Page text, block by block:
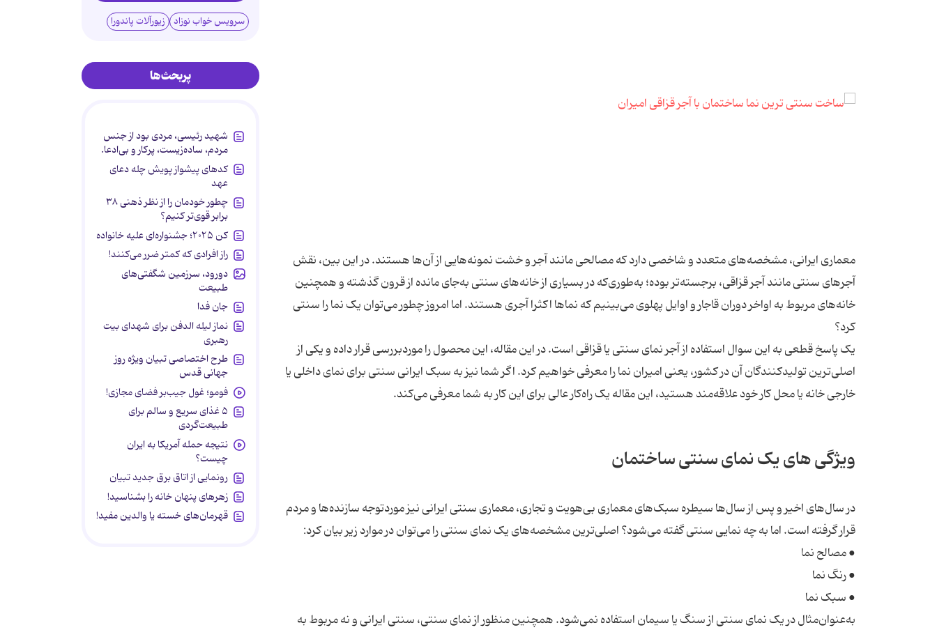
معماری ایرانی، مشخصه‌های متعدد و شاخصی دارد که مصالحی مانند آجر و خشت نمونه‌هایی از آن‌ها هستند. در این ‌بین، نقش
آجرهای سنتی مانند آجر قزاقی، برجسته‌تر بوده؛ به‌طوری‌که در بسیاری از خانه‌های سنتی به‌جای مانده از قرون گذشته و همچنین
خانه‌های مربوط به اواخر دوران قاجار و اوایل پهلوی می‌بینیم که نماها اکثرا آجری هستند. اما امروز چطور می‌توان یک نما را سنتی
کرد؟
یک پاسخ قطعی به این سوال استفاده از آجر نمای سنتی یا قزاقی است. در این مقاله، این محصول را موردبررسی قرار داده و یکی از
اصلی‌ترین تولیدکنندگان آن در کشور، یعنی امیران نما را معرفی خواهیم کرد. اگر شما نیز به سبک ایرانی سنتی برای نمای داخلی یا
خارجی خانه یا محل کار خود علاقه‌مند هستید، این مقاله یک راه‌کار عالی برای این کار به شما معرفی می‌کند.
ویژگی های یک نمای سنتی ساختمان
در سال‌های اخیر و پس از سال‌ها سیطره سبک‌های معماری بی‌هویت و تجاری، معماری سنتی ایرانی نیز موردتوجه سازنده‌ها و مردم
قرار گرفته است. اما به چه نمایی سنتی گفته می‌شود؟ اصلی‌ترین مشخصه‌های یک نمای سنتی را می‌توان در موارد زیر بیان کرد:
● مصالح نما
● رنگ نما
● سبک نما
به‌عنوان‌مثال در یک نمای سنتی از سنگ یا سیمان استفاده نمی‌شود. همچنین منظور از نمای سنتی، سنتی ایرانی و نه مربوط به
سرویس خواب نوزاد زیورآلات پاندورا
پربحث‌ها
شهید رئیسی، مردی بود از جنس
مردم، ساده‌زیست، پرکار و بی‌ادعا.
کدهای پیشواز پویش چله دعای
عهد
چطور خودمان را از نظر ذهنی ۳۸
برابر قوی‌تر کنیم؟
کن ۲۰۲۵؛ جشنواره‌ای علیه خانواده
راز افرادی که کمتر ضرر می‌کنند!
دورود، سرزمین شگفتی‌های
طبیعت
جان فدا
نماز لیله الدفن برای شهدای بیت
رهبری
طرح اختصاصی تبیان ویژه روز
جهانی قدس
فومو؛ غول جیب‌بر فضای مجازی!
۵ غذای سریع و سالم برای
طبیعت‌گردی
نتیجه حمله آمریکا به ایران
چیست؟
رونمایی از اتاق برق جدید تبیان
زهرهای پنهان خانه را بشناسید!
قهرمان‌های خسته یا والدین مفید!